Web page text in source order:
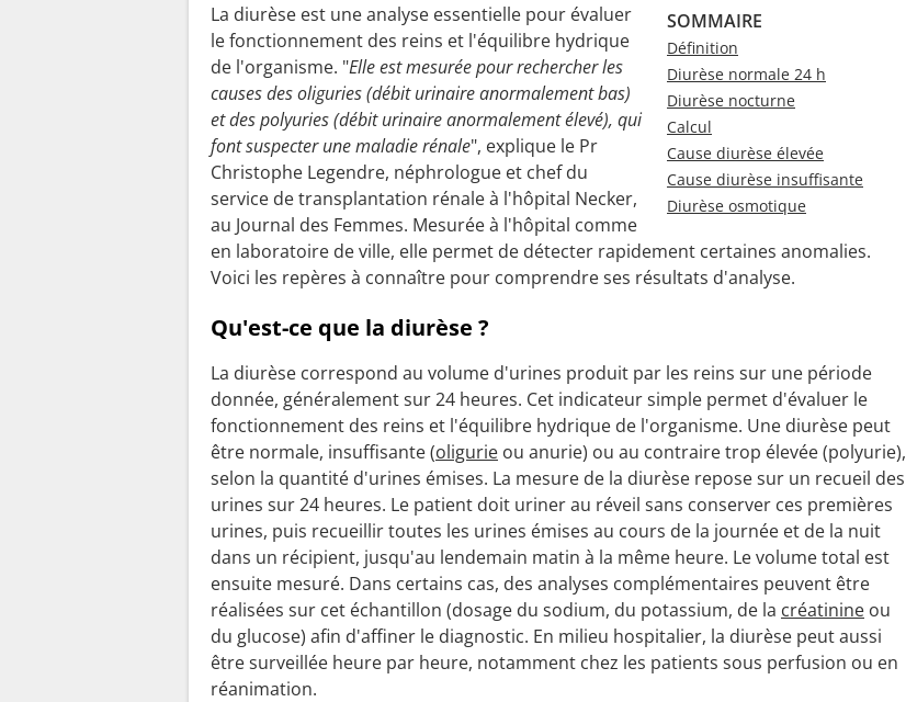
SOMMAIRE
Définition
Diurèse normale 24 h
Diurèse nocturne
Calcul
Cause diurèse élevée
Cause diurèse insuffisante
Diurèse osmotique
La diurèse est une analyse essentielle pour évaluer
le fonctionnement des reins et l'équilibre hydrique
de l'organisme. "Elle est mesurée pour rechercher les
causes des oliguries (débit urinaire anormalement bas)
et des polyuries (débit urinaire anormalement élevé), qui
font suspecter une maladie rénale", explique le Pr
Christophe Legendre, néphrologue et chef du
service de transplantation rénale à l'hôpital Necker,
au Journal des Femmes. Mesurée à l'hôpital comme
en laboratoire de ville, elle permet de détecter rapidement certaines anomalies.
Voici les repères à connaître pour comprendre ses résultats d'analyse.
Qu'est-ce que la diurèse ?
La diurèse correspond au volume d'urines produit par les reins sur une période
donnée, généralement sur 24 heures. Cet indicateur simple permet d'évaluer le
fonctionnement des reins et l'équilibre hydrique de l'organisme. Une diurèse peut
être normale, insuffisante (oligurie ou anurie) ou au contraire trop élevée (polyurie),
selon la quantité d'urines émises. La mesure de la diurèse repose sur un recueil des
urines sur 24 heures. Le patient doit uriner au réveil sans conserver ces premières
urines, puis recueillir toutes les urines émises au cours de la journée et de la nuit
dans un récipient, jusqu'au lendemain matin à la même heure. Le volume total est
ensuite mesuré. Dans certains cas, des analyses complémentaires peuvent être
réalisées sur cet échantillon (dosage du sodium, du potassium, de la créatinine ou
du glucose) afin d'affiner le diagnostic. En milieu hospitalier, la diurèse peut aussi
être surveillée heure par heure, notamment chez les patients sous perfusion ou en
réanimation.